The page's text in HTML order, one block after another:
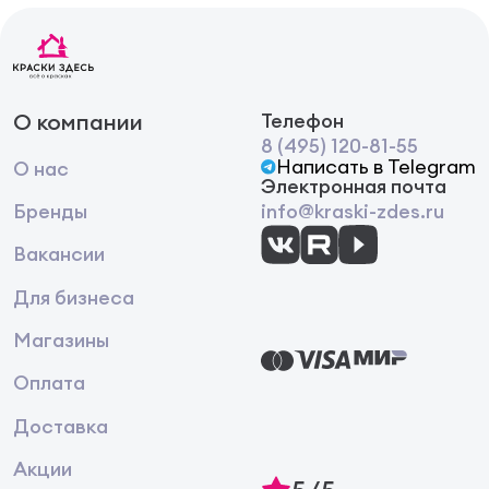
О компании
О нас
Бренды
Вакансии
Для бизнеса
Магазины
Оплата
Доставка
Акции
Телефон
8 (495) 120-81-55
Написать в Telegram
Электронная почта
info@kraski-zdes.ru